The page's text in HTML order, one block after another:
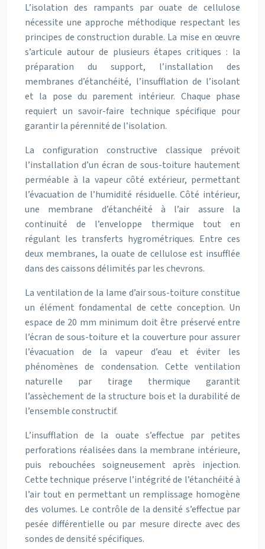
L’isolation des rampants par ouate de cellulose
nécessite une approche méthodique respectant les
principes de construction durable. La mise en œuvre
s’articule autour de plusieurs étapes critiques : la
préparation du support, l’installation des
membranes d’étanchéité, l’insufflation de l’isolant
et la pose du parement intérieur. Chaque phase
requiert un savoir-faire technique spécifique pour
garantir la pérennité de l’isolation.
La configuration constructive classique prévoit
l’installation d’un écran de sous-toiture hautement
perméable à la vapeur côté extérieur, permettant
l’évacuation de l’humidité résiduelle. Côté intérieur,
une membrane d’étanchéité à l’air assure la
continuité de l’enveloppe thermique tout en
régulant les transferts hygrométriques. Entre ces
deux membranes, la ouate de cellulose est insufflée
dans des caissons délimités par les chevrons.
La ventilation de la lame d’air sous-toiture constitue
un élément fondamental de cette conception. Un
espace de 20 mm minimum doit être préservé entre
l’écran de sous-toiture et la couverture pour assurer
l’évacuation de la vapeur d’eau et éviter les
phénomènes de condensation. Cette ventilation
naturelle par tirage thermique garantit
l’assèchement de la structure bois et la durabilité de
l’ensemble constructif.
L’insufflation de la ouate s’effectue par petites
perforations réalisées dans la membrane intérieure,
puis rebouchées soigneusement après injection.
Cette technique préserve l’intégrité de l’étanchéité à
l’air tout en permettant un remplissage homogène
des volumes. Le contrôle de la densité s’effectue par
pesée différentielle ou par mesure directe avec des
sondes de densité spécifiques.